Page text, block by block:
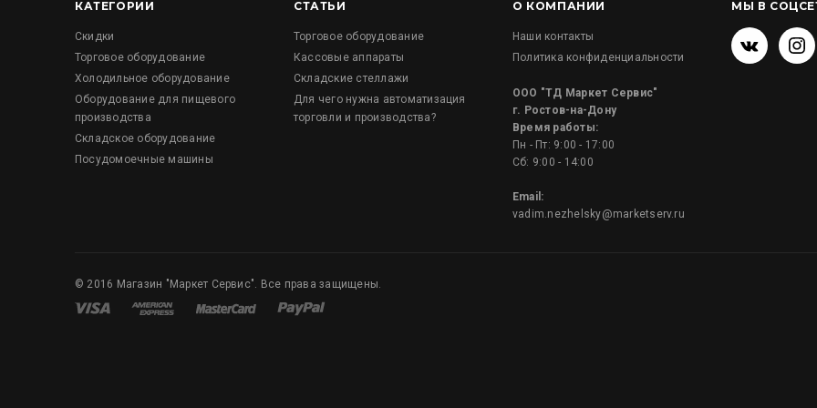
КАТЕГОРИИ
Скидки
Торговое оборудование
Холодильное оборудование
Оборудование для пищевого
производства
Складское оборудование
Посудомоечные машины
СТАТЬИ
Торговое оборудование
Кассовые аппараты
Складские стеллажи
Для чего нужна автоматизация
торговли и производства?
О КОМПАНИИ
Наши контакты
Политика конфиденциальности
ООО "ТД Маркет Сервис"
г. Ростов-на-Дону
Время работы:
Пн - Пт: 9:00 - 17:00
Сб: 9:00 - 14:00
Email:
vadim.nezhelsky@marketserv.ru
МЫ В
© 2016 Магазин "Маркет Сервис". Все права защищены.